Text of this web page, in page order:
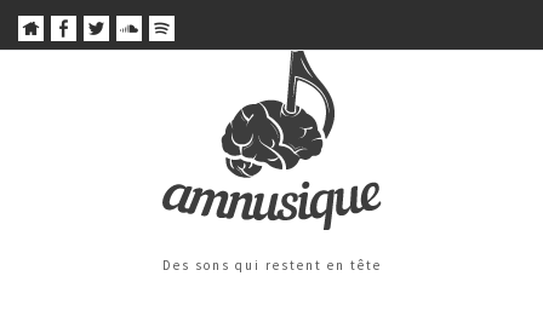
Des sons qui restent en tête